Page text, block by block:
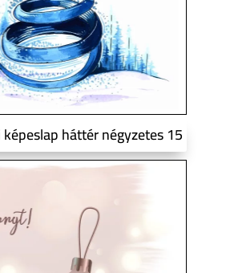
háttér négyzetes 15